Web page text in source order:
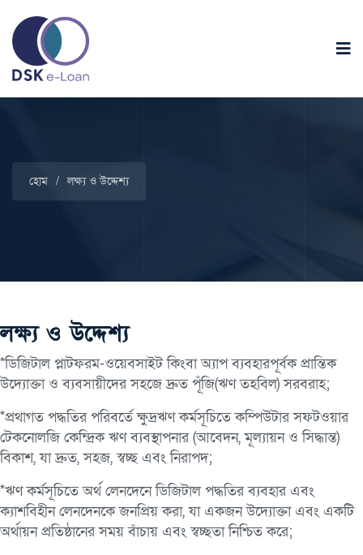
হোম / লক্ষ্য ও উদ্দেশ্য
লক্ষ্য ও উদ্দেশ্য
*ডিজিটাল প্লাটফরম-ওয়েবসাইট কিংবা অ্যাপ ব্যবহারপূর্বক প্রান্তিক
উদ্যোক্তা ও ব্যবসায়ীদের সহজে দ্রুত পূঁজি(ঋণ তহবিল) সরবরাহ;
*প্রথাগত পদ্ধতির পরিবর্তে ক্ষুদ্রঋণ কর্মসূচিতে কম্পিউটার সফটওয়ার
টেকনোলজি কেন্দ্রিক ঋণ ব্যবস্থাপনার (আবেদন, মূল্যায়ন ও সিদ্ধান্ত)
বিকাশ, যা দ্রুত, সহজ, স্বচ্ছ এবং নিরাপদ;
*ঋণ কর্মসূচিতে অর্থ লেনদেনে ডিজিটাল পদ্ধতির ব্যবহার এবং
ক্যাশবিহীন লেনদেনকে জনপ্রিয় করা, যা একজন উদ্যোক্তা এবং একটি
অর্থায়ন প্রতিষ্ঠানের সময় বাঁচায় এবং স্বচ্ছতা নিশ্চিত করে;